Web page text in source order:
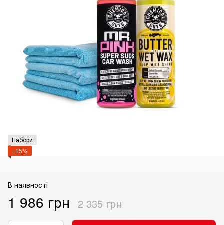
Набори
−15%
В наявності
1 986 грн 2 335 грн